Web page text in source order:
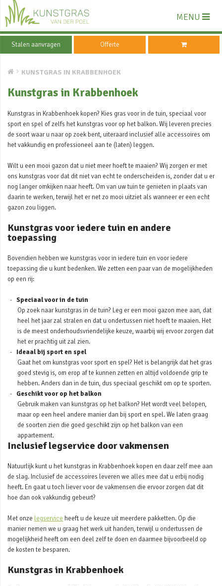
MENU
Stalen aanvragen Offerte
KUNSTGRAS IN KRABBENHOEK
Kunstgras in Krabbenhoek
Kunstgras in Krabbenhoek kopen? Kies gras voor in de tuin, speciaal voor
sport en spel of zelfs het kunstgras voor op het balkon. Wij leveren precies
de soort waar u naar op zoek bent, uiteraard inclusief alle accessoires om
het vakkundig en professioneel aan te (laten) leggen.
Wilt u een mooi gazon dat u niet meer hoeft te maaien? Wij zorgen er met
ons kunstgras voor dat dit niet van echt te onderscheiden is, zonder dat u er
nog langer omkijken naar heeft. Om van uw tuin te genieten in plaats van
daarin te werken, terwijl het er net zo mooi uitziet als wanneer er een echt
gazon zou liggen.
Kunstgras voor iedere tuin en andere
toepassing
Bovendien hebben we kunstgras voor in iedere tuin en voor iedere
toepassing die u kunt bedenken. We zetten een paar van de mogelijkheden
op een rij:
Speciaal voor in de tuin
Op zoek naar kunstgras in de tuin? Leg er een mooi gazon mee aan, dat
heel het jaar zal stralen en dat u ondertussen niet hoeft te maaien. Het
is de meest onderhoudsvriendelijke keuze, waarbij wij ervoor zorgen dat
het er prachtig uit zal zien.
Ideaal bij sport en spel
Gaat het om kunstgras voor sport en spel? Het is belangrijk dat het gras
goed stevig is, om erop af te kunnen zetten en altijd voldoende grip te
hebben. Anders dan in de tuin, dus speciaal geschikt om op te sporten.
Geschikt voor op het balkon
Gebruik maken van kunstgras op het balkon? Het wordt veel belopen,
maar op een heel andere manier dan bij sport en spel. We laten graag
de soorten zien die goed geschikt zijn op het balkon van een
appartement.
Inclusief legservice door vakmensen
Natuurlijk kunt u het kunstgras in Krabbenhoek kopen en daar zelf mee aan
de slag. Inclusief de accessoires leveren we alles mee dat u erbij nodig
heeft. En gaat u toch liever voor de vakmensen die ervoor zorgen dat dit
hoe dan ook vakkundig gebeurt?
Met onze legservice heeft u de keuze uit meerdere pakketten. Op die
manier nemen we u graag het werk uit handen, terwijl u ondertussen de
mogelijkheid heeft om een deel zelf te doen en daarmee bijvoorbeeld op
de kosten te besparen.
Kunstgras in Krabbenhoek